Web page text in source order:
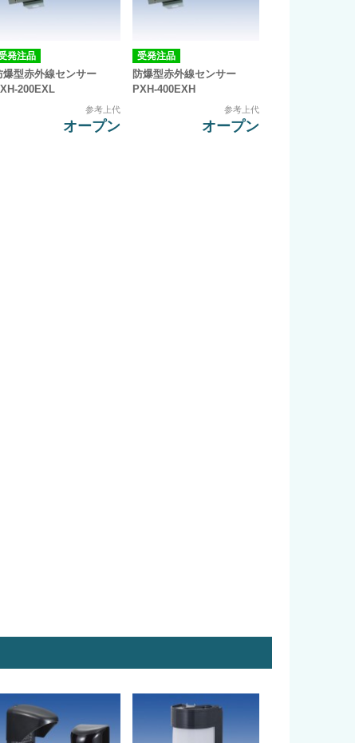
発注品
爆型赤外線センサー
200EXL
参考上代
オープン
受発注品
防爆型赤外線センサー
PXH-400EXH
参考上代
オープン